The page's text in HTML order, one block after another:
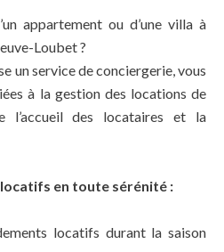
appartement ou d’une villa à
Loubet ?
un service de conciergerie, vous
à la gestion des locations de
l’accueil des locataires et la
en toute sérénité :
locatifs durant la saison